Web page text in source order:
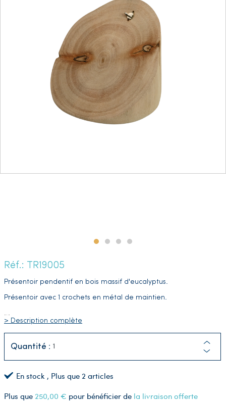
Réf.: TR19005
Présentoir pendentif en bois massif d'eucalyptus.
Présentoir avec 1 crochets en métal de maintien.
…
> Description complète
Quantité :
En stock , Plus que 2 articles
Plus que 250,00 € pour bénéficier de la livraison offerte